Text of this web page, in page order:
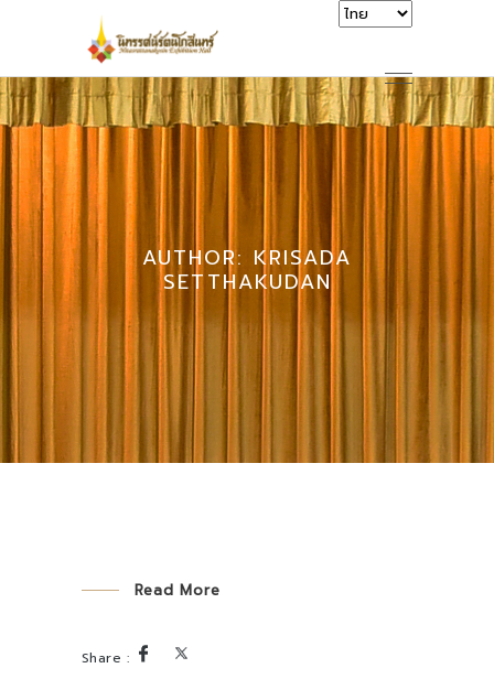
AUTHOR: KRISADA
SETTHAKUDAN
Read More